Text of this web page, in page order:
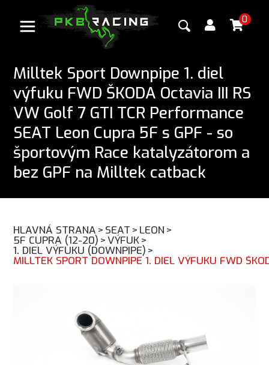
0
Milltek Sport Downpipe 1. diel
výfuku FWD ŠKODA Octavia III RS
VW Golf 7 GTI TCR Performance
SEAT Leon Cupra 5F s GPF - so
športovým Race katalyzátorom a
bez GPF na Milltek catback
HLAVNÁ STRANA > SEAT > LEON >
5F CUPRA (12-20) >VÝFUK>
1. DIEL VÝFUKU (DOWNPIPE) >